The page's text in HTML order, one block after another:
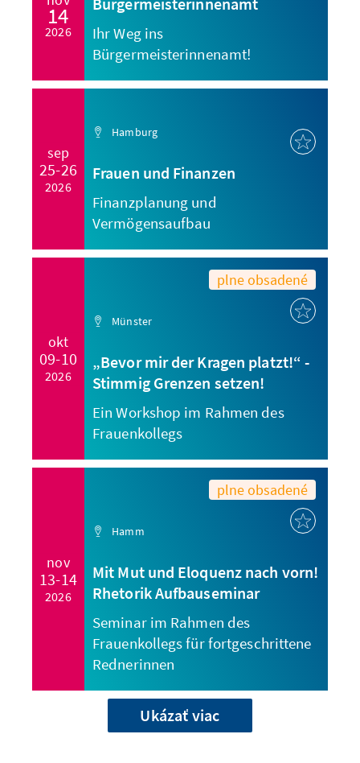
14
2026
Ihr Weg ins
Bürgermeisterinnenamt!
sep
25-26
2026
Hamburg
Frauen und Finanzen
Finanzplanung und
Vermögensaufbau
okt
09-10
2026
plne obsadené
Münster
„Bevor mir der Kragen platzt!“ -
Stimmig Grenzen setzen!
Ein Workshop im Rahmen des
Frauenkollegs
nov
13-14
2026
plne obsadené
Hamm
Mit Mut und Eloquenz nach vorn!
Rhetorik Aufbauseminar
Seminar im Rahmen des
Frauenkollegs für fortgeschrittene
Rednerinnen
Ukázať viac